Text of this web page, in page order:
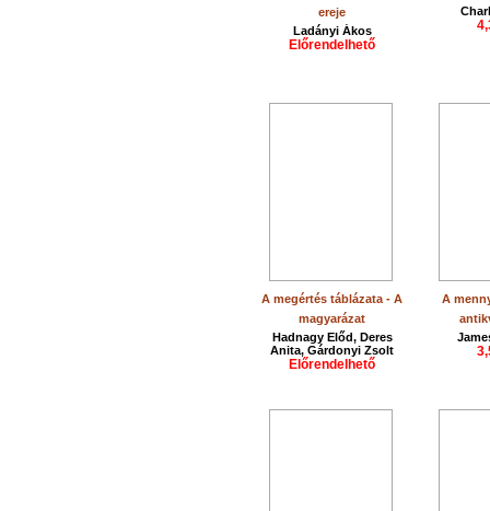
ereje
Ladányi Ákos
Előrendelhető
A megértés táblázata - A
magyarázat
Hadnagy Előd, Deres
Anita, Gárdonyi Zsolt
Előrendelhető
A